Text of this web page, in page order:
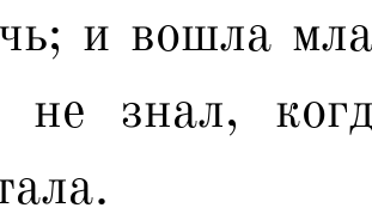
и вошла
не знал,